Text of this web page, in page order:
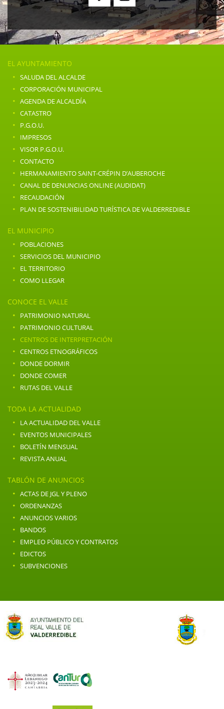
EL AYUNTAMIENTO
· SALUDA DEL ALCALDE
· CORPORACIÓN MUNICIPAL
· AGENDA DE ALCALDÍA
· CATASTRO
· P.G.O.U.
· IMPRESOS
· VISOR P.G.O.U.
· CONTACTO
· HERMANAMIENTO SAINT-CRÉPIN D’AUBEROCHE
· CANAL DE DENUNCIAS ONLINE (AUDIDAT)
· RECAUDACIÓN
· PLAN DE SOSTENIBILIDAD TURÍSTICA DE VALDERREDIBLE
EL MUNICIPIO
· POBLACIONES
· SERVICIOS DEL MUNICIPIO
· EL TERRITORIO
· COMO LLEGAR
CONOCE EL VALLE
· PATRIMONIO NATURAL
· PATRIMONIO CULTURAL
· CENTROS DE INTERPRETACIÓN
· CENTROS ETNOGRÁFICOS
· DONDE DORMIR
· DONDE COMER
· RUTAS DEL VALLE
TODA LA ACTUALIDAD
· LA ACTUALIDAD DEL VALLE
· EVENTOS MUNICIPALES
· BOLETÍN MENSUAL
· REVISTA ANUAL
TABLÓN DE ANUNCIOS
· ACTAS DE JGL Y PLENO
· ORDENANZAS
· ANUNCIOS VARIOS
· BANDOS
· EMPLEO PÚBLICO Y CONTRATOS
· EDICTOS
· SUBVENCIONES